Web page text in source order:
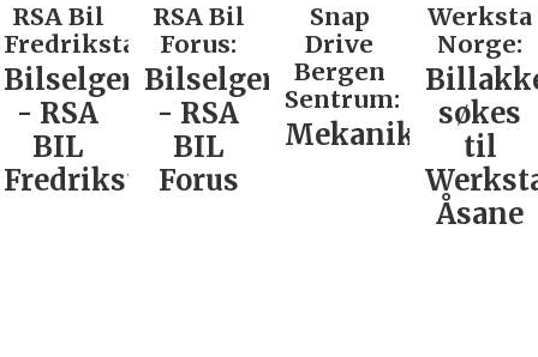
RSA Bil
Fredrikstad:
Bilselger
- RSA
BIL
Fredrikstad
RSA Bil
Forus:
Bilselger
- RSA
BIL
Forus
Snap
Drive
Bergen
Sentrum:
Mekaniker
Werksta
Norge:
søkes
til
Åsane